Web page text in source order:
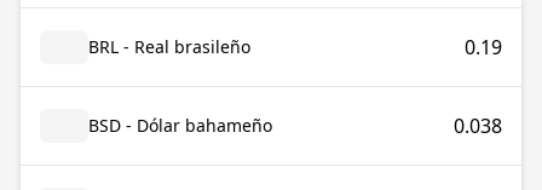
BRL - Real brasileño 0.19
BSD - Dólar bahameño 0.038